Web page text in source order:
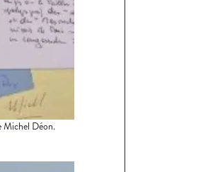
Michel Déon.